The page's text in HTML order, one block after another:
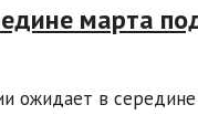
марта
ожидает в